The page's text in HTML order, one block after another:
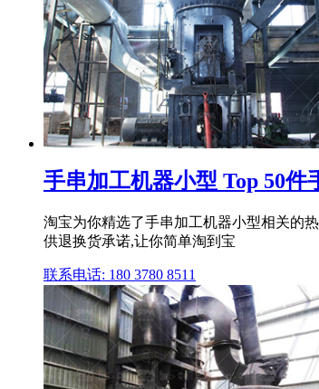
手串加工机器小型 Top 50件
淘宝为你精选了手串加工机器小型相关的
供退换货承诺,让你简单淘到宝
联系电话: 180 3780 8511